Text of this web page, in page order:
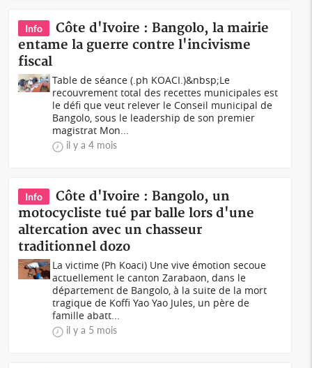
Info
Côte d'Ivoire : Bangolo, la mairie
entame la guerre contre l'incivisme
fiscal
Table de séance (.ph KOACI.)&nbsp;Le
recouvrement total des recettes municipales est
le défi que veut relever le Conseil municipal de
Bangolo, sous le leadership de son premier
magistrat Mon...
il y a 4 mois
Info
Côte d'Ivoire : Bangolo, un
motocycliste tué par balle lors d'une
altercation avec un chasseur
traditionnel dozo
La victime (Ph Koaci) Une vive émotion secoue
actuellement le canton Zarabaon, dans le
département de Bangolo, à la suite de la mort
tragique de Koffi Yao Yao Jules, un père de
famille abatt...
il y a 5 mois